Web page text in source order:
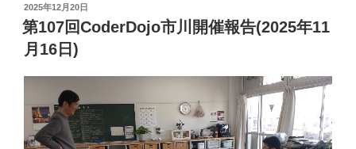
投
稿
日:
2025年12月20日
第107回CoderDojo市川開催報告(2025年11
月16日)